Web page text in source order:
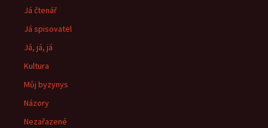
Já čtenář
Já spisovatel
Já, já, já
Kultura
Můj byzynys
Názory
Nezařazené